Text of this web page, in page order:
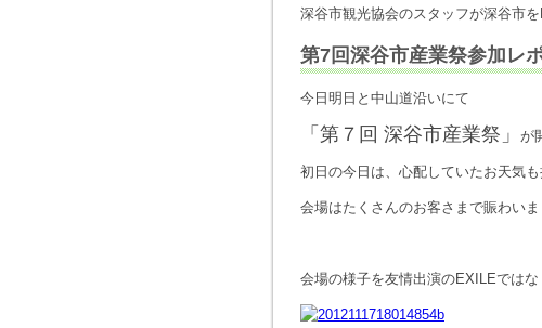
深谷市観光協会のスタッフが深谷市
第7回深谷市産業祭参加レ
今日明日と中山道沿いにて
「第７回 深谷市産業祭」 が
初日の今日は、心配していたお天気も
会場はたくさんのお客さまで賑わいま
会場の様子を友情出演のEXILEでは